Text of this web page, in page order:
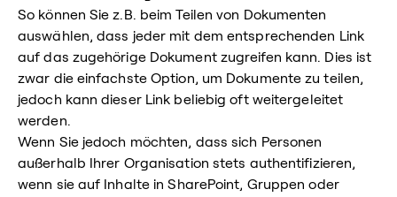
So können Sie z.B. beim Teilen von Dokumenten
auswählen, dass jeder mit dem entsprechenden Link
auf das zugehörige Dokument zugreifen kann. Dies ist
zwar die einfachste Option, um Dokumente zu teilen,
jedoch kann dieser Link beliebig oft weitergeleitet
werden.
Wenn Sie jedoch möchten, dass sich Personen
außerhalb Ihrer Organisation stets authentifizieren,
wenn sie auf Inhalte in SharePoint, Gruppen oder